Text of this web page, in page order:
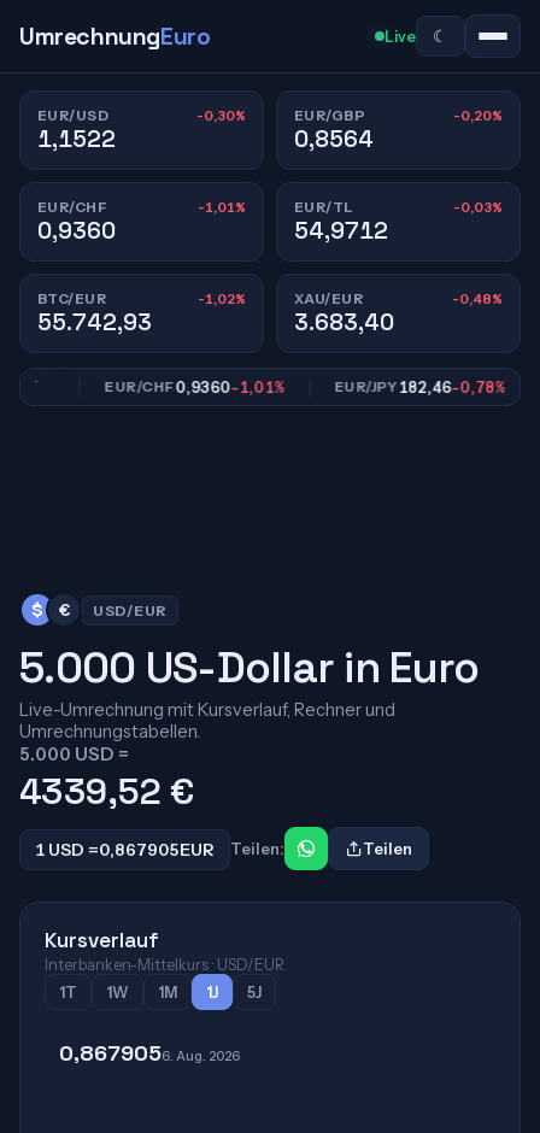
UmrechnungEuro Live ☾
EUR/USD -0,30%
1,1522
EUR/GBP -0,20%
0,8564
EUR/CHF -1,01%
0,9360
EUR/TL -0,03%
54,9712
BTC/EUR -1,02%
55.742,93
XAU/EUR -0,48%
3.683,40
EUR/CHF0,9360-1,01% EUR/JPY182,46-0,78%
$ € USD/EUR
5.000 US-Dollar in Euro
Live-Umrechnung mit Kursverlauf, Rechner und
Umrechnungstabellen.
5.000 USD =
4339,52 €
1 USD =0,867905EUR Teilen: Teilen
Kursverlauf
Interbanken-Mittelkurs · USD/EUR
1T
1W 1M 1J 5J
0,8679056. Aug. 2026